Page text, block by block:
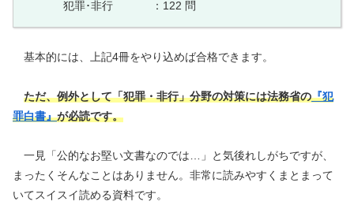
犯罪･非行 ：122 問
基本的には、上記4冊をやり込めば合格できます。
ただ、例外として「犯罪・非行」分野の対策には法務省の『犯
罪白書』が必読です。
一見「公的なお堅い文書なのでは…」と気後れしがちですが、
まったくそんなことはありません。非常に読みやすくまとまって
いてスイスイ読める資料です。